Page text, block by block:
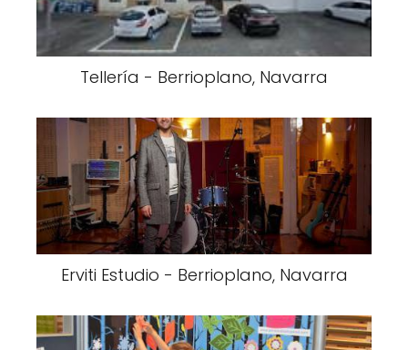
Tellería - Berrioplano, Navarra
Erviti Estudio - Berrioplano, Navarra